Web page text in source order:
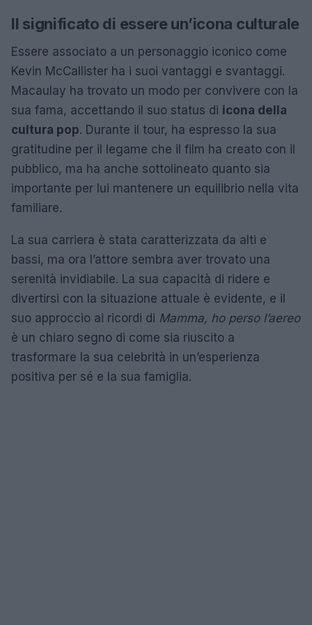
Il significato di essere un’icona culturale
Essere associato a un personaggio iconico come
Kevin McCallister ha i suoi vantaggi e svantaggi.
Macaulay ha trovato un modo per convivere con la
sua fama, accettando il suo status di icona della
cultura pop. Durante il tour, ha espresso la sua
gratitudine per il legame che il film ha creato con il
pubblico, ma ha anche sottolineato quanto sia
importante per lui mantenere un equilibrio nella vita
familiare.
La sua carriera è stata caratterizzata da alti e
bassi, ma ora l’attore sembra aver trovato una
serenità invidiabile. La sua capacità di ridere e
divertirsi con la situazione attuale è evidente, e il
suo approccio ai ricordi di Mamma, ho perso l’aereo
è un chiaro segno di come sia riuscito a
trasformare la sua celebrità in un’esperienza
positiva per sé e la sua famiglia.